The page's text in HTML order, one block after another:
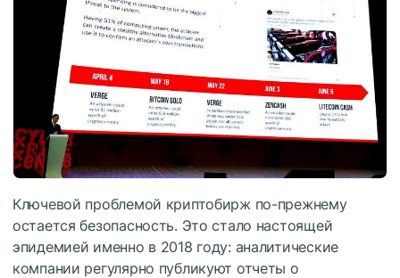
Ключевой проблемой криптобирж по-прежнему
остается безопасность. Это стало настоящей
эпидемией именно в 2018 году: аналитические
компании регулярно публикуют отчеты о